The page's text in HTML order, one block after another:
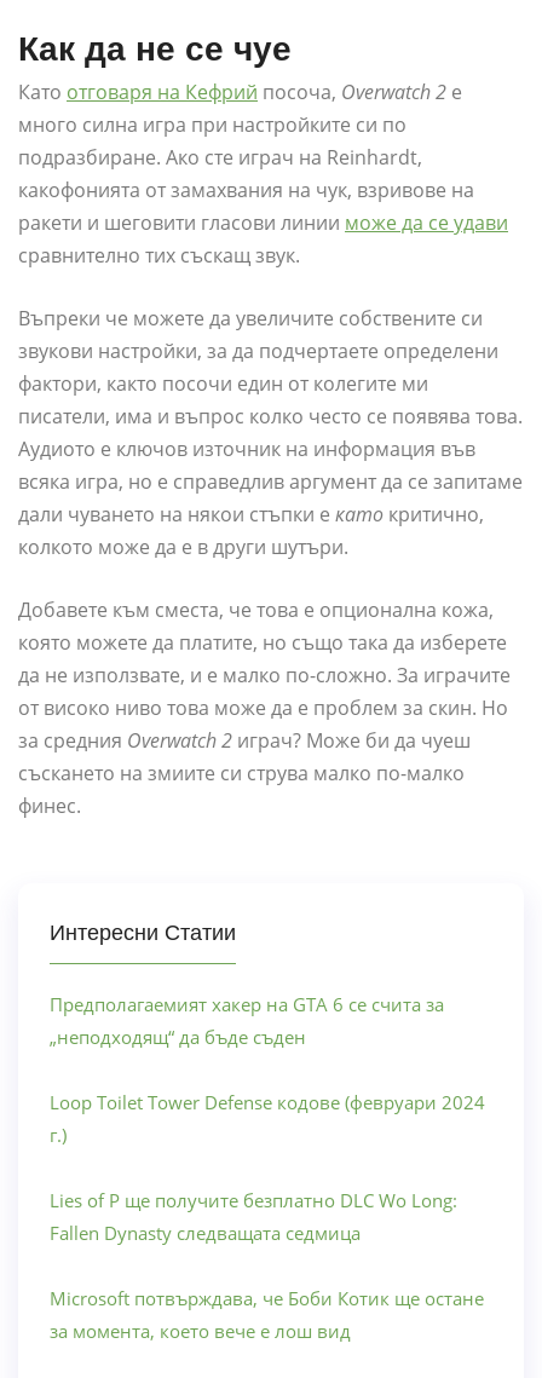
Как да не се чуе
Като отговаря на Кефрий посоча, Overwatch 2 е
много силна игра при настройките си по
подразбиране. Ако сте играч на Reinhardt,
какофонията от замахвания на чук, взривове на
ракети и шеговити гласови линии може да се удави
сравнително тих съскащ звук.
Въпреки че можете да увеличите собствените си
звукови настройки, за да подчертаете определени
фактори, както посочи един от колегите ми
писатели, има и въпрос колко често се появява това.
Аудиото е ключов източник на информация във
всяка игра, но е справедлив аргумент да се запитаме
дали чуването на някои стъпки е като критично,
колкото може да е в други шутъри.
Добавете към сместа, че това е опционална кожа,
която можете да платите, но също така да изберете
да не използвате, и е малко по-сложно. За играчите
от високо ниво това може да е проблем за скин. Но
за средния Overwatch 2 играч? Може би да чуеш
съскането на змиите си струва малко по-малко
финес.
Интересни Статии
Предполагаемият хакер на GTA 6 се счита за
„неподходящ“ да бъде съден
Loop Toilet Tower Defense кодове (февруари 2024
г.)
Lies of P ще получите безплатно DLC Wo Long:
Fallen Dynasty следващата седмица
Microsoft потвърждава, че Боби Котик ще остане
за момента, което вече е лош вид